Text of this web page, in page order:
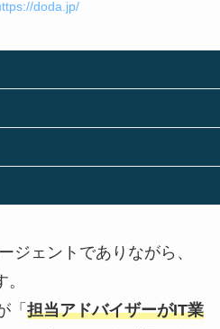
doda.jp/
ジェントでありながら、
「 担当アドバイザーがIT業